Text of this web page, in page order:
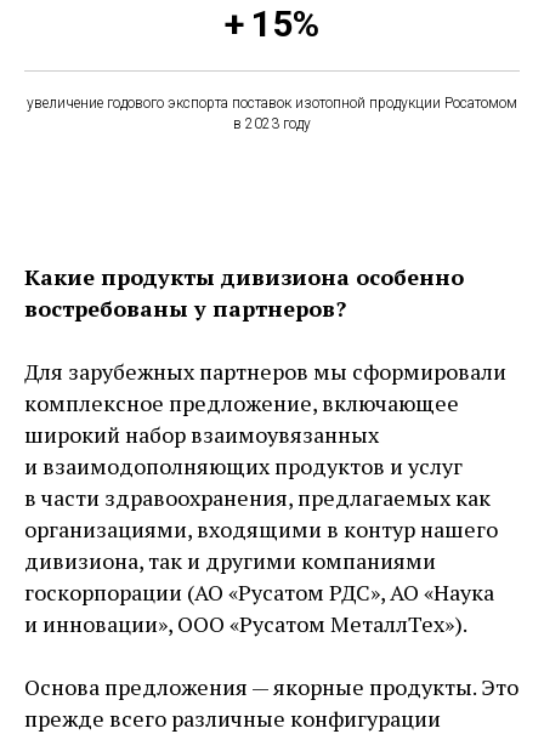
+ 15%
увеличение годового экспорта поставок изотопной продукции Росатомом
в 2023 году
Какие продукты дивизиона особенно
востребованы у партнеров?
Для зарубежных партнеров мы сформировали
комплексное предложение, включающее
широкий набор взаимоувязанных
и взаимодополняющих продуктов и услуг
в части здравоохранения, предлагаемых как
организациями, входящими в контур нашего
дивизиона, так и другими компаниями
госкорпорации (АО «Русатом РДС», АО «Наука
и инновации», ООО «Русатом МеталлТех»).
Основа предложения — якорные продукты. Это
прежде всего различные конфигурации